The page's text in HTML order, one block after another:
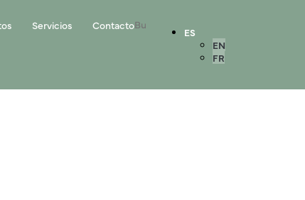
Servicios Contacto
ES
EN
FR